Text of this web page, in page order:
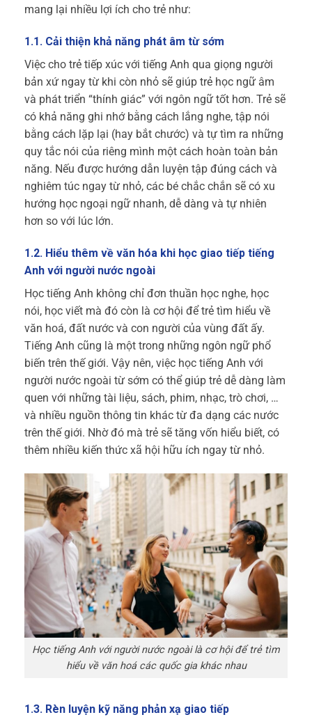
mang lại nhiều lợi ích cho trẻ như:
1.1. Cải thiện khả năng phát âm từ sớm
Việc cho trẻ tiếp xúc với tiếng Anh qua giọng người
bản xứ ngay từ khi còn nhỏ sẽ giúp trẻ học ngữ âm
và phát triển “thính giác” với ngôn ngữ tốt hơn. Trẻ sẽ
có khả năng ghi nhớ bằng cách lắng nghe, tập nói
bằng cách lặp lại (hay bắt chước) và tự tìm ra những
quy tắc nói của riêng mình một cách hoàn toàn bản
năng. Nếu được hướng dẫn luyện tập đúng cách và
nghiêm túc ngay từ nhỏ, các bé chắc chắn sẽ có xu
hướng học ngoại ngữ nhanh, dễ dàng và tự nhiên
hơn so với lúc lớn.
1.2. Hiểu thêm về văn hóa khi học giao tiếp tiếng
Anh với người nước ngoài
Học tiếng Anh không chỉ đơn thuần học nghe, học
nói, học viết mà đó còn là cơ hội để trẻ tìm hiểu về
văn hoá, đất nước và con người của vùng đất ấy.
Tiếng Anh cũng là một trong những ngôn ngữ phổ
biến trên thế giới. Vậy nên, việc học tiếng Anh với
người nước ngoài từ sớm có thể giúp trẻ dễ dàng làm
quen với những tài liệu, sách, phim, nhạc, trò chơi, …
và nhiều nguồn thông tin khác từ đa dạng các nước
trên thế giới. Nhờ đó mà trẻ sẽ tăng vốn hiểu biết, có
thêm nhiều kiến thức xã hội hữu ích ngay từ nhỏ.
Học tiếng Anh với người nước ngoài là cơ hội để trẻ tìm
hiểu về văn hoá các quốc gia khác nhau
1.3. Rèn luyện kỹ năng phản xạ giao tiếp